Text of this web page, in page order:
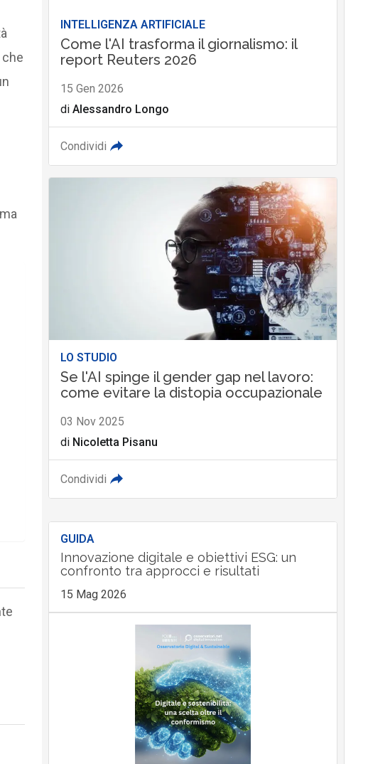
INTELLIGENZA ARTIFICIALE
Come l'AI trasforma il giornalismo: il
report Reuters 2026
15 Gen 2026
di Alessandro Longo
Condividi
LO STUDIO
Se l'AI spinge il gender gap nel lavoro:
come evitare la distopia occupazionale
03 Nov 2025
di Nicoletta Pisanu
Condividi
GUIDA
Innovazione digitale e obiettivi ESG: un
confronto tra approcci e risultati
15 Mag 2026